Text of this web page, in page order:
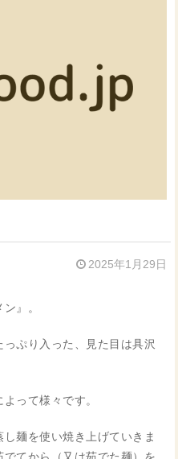
2025年1月29日
』。
ぷり入った、見た目は具沢
って様々です。
麺を使い焼き上げていきま